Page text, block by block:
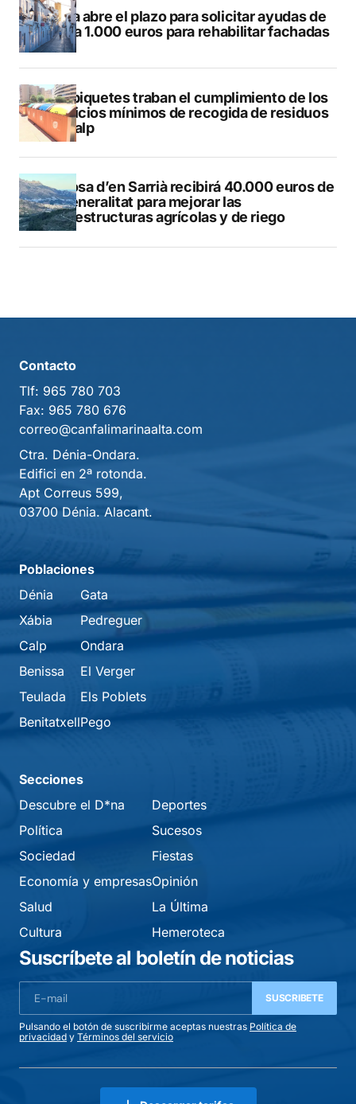
Altea abre el plazo para solicitar ayudas de
hasta 1.000 euros para rehabilitar fachadas
Los piquetes traban el cumplimiento de los
servicios mínimos de recogida de residuos
en Calp
Callosa d’en Sarrià recibirá 40.000 euros de
la Generalitat para mejorar las
infraestructuras agrícolas y de riego
Contacto
Tlf: 965 780 703
Fax: 965 780 676
correo@canfalimarinaalta.com
Ctra. Dénia-Ondara.
Edifici en 2ª rotonda.
Apt Correus 599,
03700 Dénia. Alacant.
Poblaciones
Dénia
Xábia
Calp
Benissa
Teulada
Benitatxell
Gata
Pedreguer
Ondara
El Verger
Els Poblets
Pego
Secciones
Descubre el D*na
Política
Sociedad
Economía y empresas
Salud
Cultura
Deportes
Sucesos
Fiestas
Opinión
La Última
Hemeroteca
Suscríbete al boletín de noticias
SUSCRIBETE
Pulsando el botón de suscribirme aceptas nuestras Política de
privacidad y Términos del servicio